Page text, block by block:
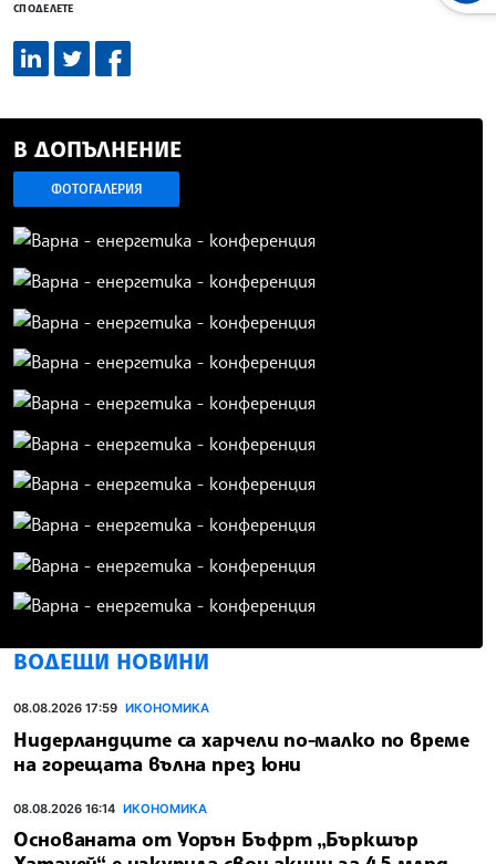
СПОДЕЛЕТЕ
В ДОПЪЛНЕНИЕ
ФОТОГАЛЕРИЯ
ВОДЕЩИ НОВИНИ
08.08.2026 17:59 ИКОНОМИКА
Нидерландците са харчели по-малко по време
на горещата вълна през юни
08.08.2026 16:14 ИКОНОМИКА
Основаната от Уорън Бъфрт „Бъркшър